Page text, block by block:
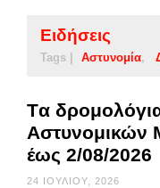
Ειδήσεις
Tags | Αστυνομία
Tα
Αστυνομικών
έως 2/08/2026
24 ΙΟΥΛΊΟΥ, 2026